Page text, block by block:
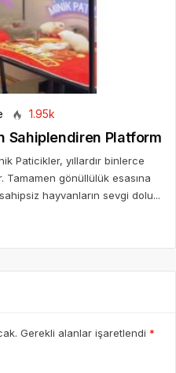
1.95k
Sahiplendiren Platform
Paticikler, yıllardır binlerce
gönüllülük esasına
hayvanların sevgi dolu...
Gerekli alanlar işaretlendi *